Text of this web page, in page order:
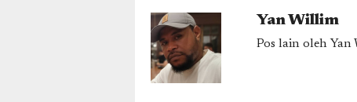
Yan Willim
Pos lain oleh Yan